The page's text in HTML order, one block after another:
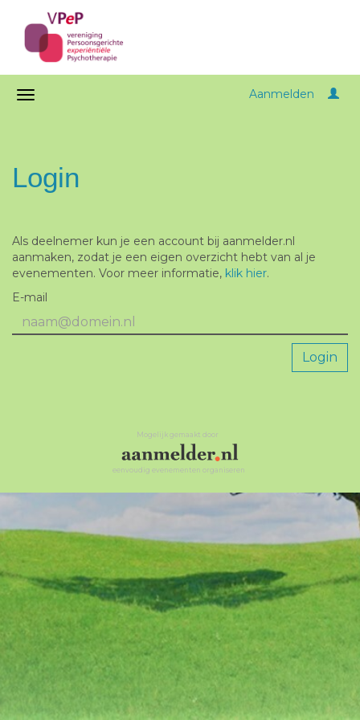
Aanmelden
Login
Als deelnemer kun je een account bij aanmelder.nl
aanmaken, zodat je een eigen overzicht hebt van al je
evenementen. Voor meer informatie, klik hier.
E-mail
Login
Mogelijk gemaakt door
eenvoudig evenementen organiseren